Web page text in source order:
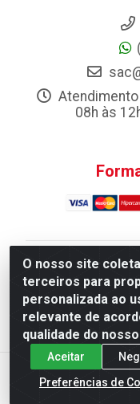
O nosso site
terceiros para
personalizada ao
relevante de
qualidade do
Aceitar
Preferências de
08h às
Atacadao da
Distribuicao LTDA
Industrial